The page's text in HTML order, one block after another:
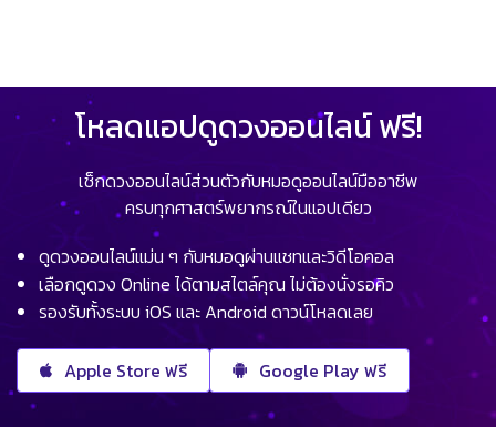
โหลดแอปดูดวงออนไลน์ ฟรี!
เช็กดวงออนไลน์ส่วนตัวกับหมอดูออนไลน์มืออาชีพ
ครบทุกศาสตร์พยากรณ์ในแอปเดียว
ดูดวงออนไลน์แม่น ๆ กับหมอดูผ่านแชทและวิดีโอคอล
เลือกดูดวง Online ได้ตามสไตล์คุณ ไม่ต้องนั่งรอคิว
รองรับทั้งระบบ iOS และ Android ดาวน์โหลดเลย
Apple Store ฟรี Google Play ฟรี